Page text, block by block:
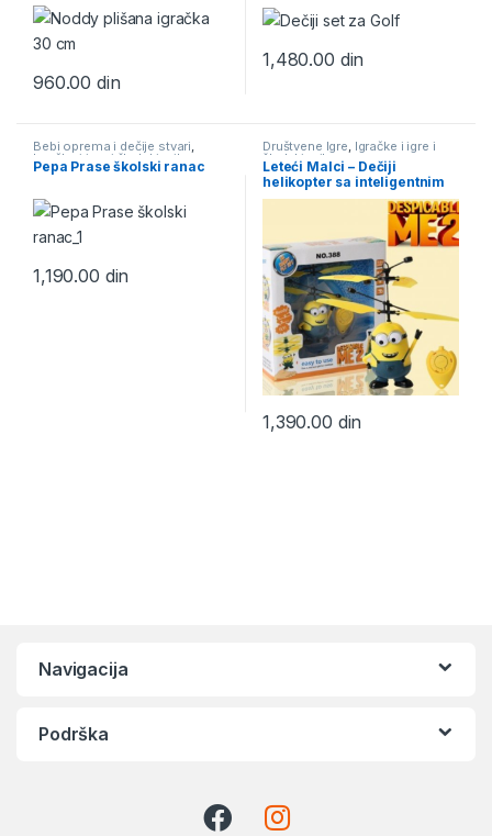
960.00din
1,480.00 din
Bebi oprema i dečije stvari,
Igračke i igre i školski pribor
Školski pribor i školske torbe
Pepa Prase školski ranac
1,190.00 din
Društvene Igre, Igračke i igre i
školski pribor
Leteći Malci – Dečiji
helikopter sa inteligentnim
IR sistemom u 3 modela
1,390.00 din
Navigacija
Podrška